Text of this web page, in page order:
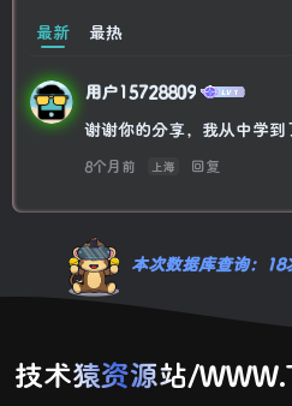
最新 最热
用户15728809
谢谢你的分享，我从中学到
8个月前 上海 回复
本次数据库查询：
技术猿资源站/